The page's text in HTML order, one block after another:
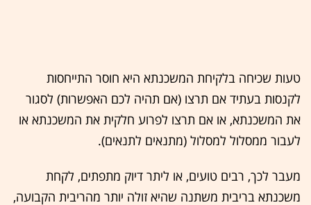
טעות שכיחה בלקיחת המשכנתא היא חוסר התייחסות
לקנסות בעתיד אם תרצו (אם תהיה לכם האפשרות) לסגור
את המשכנתא, או אם תרצו לפרוע חלקית את המשכנתא או
לעבור ממסלול למסלול (מתנאים לתנאים).
מעבר לכך, רבים טועים, או ליתר דיוק מתפתים, לקחת
משכנתא בריבית משתנה שהיא זולה יותר מהריבית הקבועה,